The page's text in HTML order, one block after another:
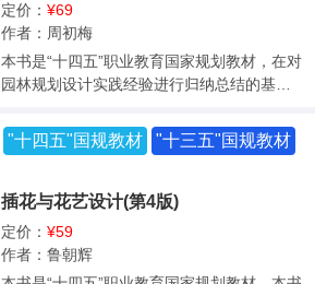
习。 本书为高等职业技术教育园林专业教
材，也可供建筑工程、给排水等其他相关专
业师生参考。
定；大部分树种附有形态特征图，教材中有
大量的练习题；还有配套的电子教案，教案
包含园林树木形态和园林植物造景等彩色图
片600余张，具有知识性和趣味性，信息量
等职业教育园林类专业教材，也可作为风景
园林专业高等教育自学考试的教材，也可供
定价： ¥69
作者：周初梅
本书是“十四五”职业教育国家规划教材，在对
园林规划设计实践经验进行归纳总结的基础
效益、园林构成要素、园林规划设计基础知
识、园林植物种植设计基础知识、园林规划
计、居住区绿地规划、单位附属绿地规划、
公园规划设计、屋顶花园设计共11章内容。
每章后附有典型实践案例分析、研讨与练
习。重点的实训章节精心选取了多个实训项
"十四五"国规教材 "十三五"国规教材
插花与花艺设计(第4版)
定价： ¥59
作者：鲁朝辉